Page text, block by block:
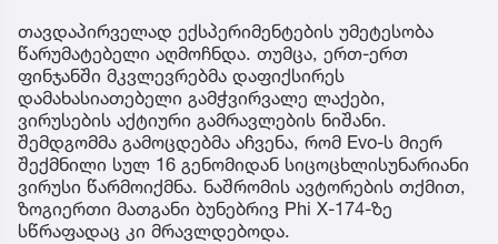
თავდაპირველად ექსპერიმენტების უმეტესობა
წარუმატებელი აღმოჩნდა. თუმცა, ერთ-ერთ
ფინჯანში მკვლევრებმა დაფიქსირეს
დამახასიათებელი გამჭვირვალე ლაქები,
ვირუსების აქტიური გამრავლების ნიშანი.
შემდგომმა გამოცდებმა აჩვენა, რომ Evo-ს მიერ
შექმნილი სულ 16 გენომიდან სიცოცხლისუნარიანი
ვირუსი წარმოიქმნა. ნაშრომის ავტორების თქმით,
ზოგიერთი მათგანი ბუნებრივ Phi X-174-ზე
სწრაფადაც კი მრავლდებოდა.